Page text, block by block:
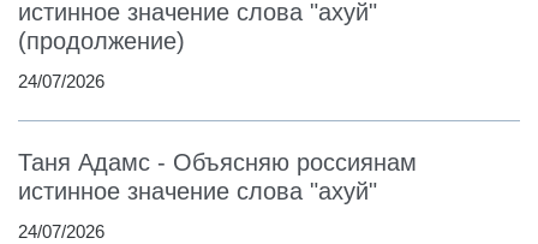
истинное значение слова "ахуй"
(продолжение)
24/07/2026
Таня Адамс - Объясняю россиянам
истинное значение слова "ахуй"
24/07/2026